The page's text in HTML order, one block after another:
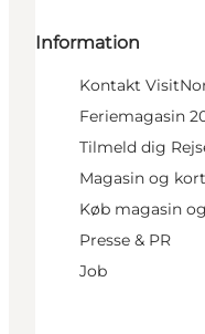
Information
Kontakt
Feriemagasin
Tilmeld dig
Magasin og
Køb magasin
Presse & PR
Job